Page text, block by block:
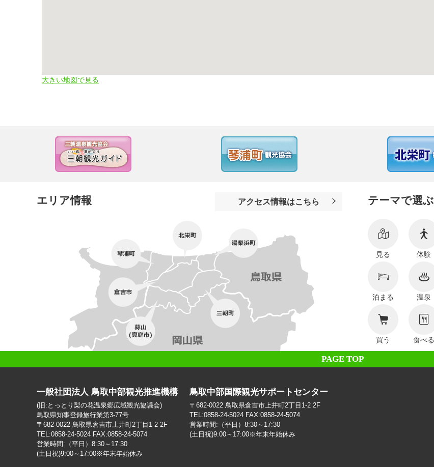
大きい地図で見る
エリア情報 アクセス情報はこちら テーマで選ぶ
見る 体験
泊まる 温泉
買う 食べる
PAGE TOP
一般社団法人 鳥取中部観光推進機構
(旧:とっとり梨の花温泉郷広域観光協議会)
鳥取県知事登録旅行業第3-77号
〒682-0022 鳥取県倉吉市上井町2丁目1-2 2F
TEL:0858-24-5024 FAX:0858-24-5074
営業時間:（平日）8:30～17:30
(土日祝)9:00～17:00※年末年始休み
鳥取中部国際観光サポートセンター
〒682-0022 鳥取県倉吉市上井町2丁目1-2 2F
TEL:0858-24-5024 FAX:0858-24-5074
営業時間:（平日）8:30～17:30
(土日祝)9:00～17:00※年末年始休み